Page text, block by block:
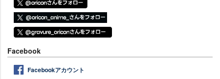
Facebook
Facebookアカウント